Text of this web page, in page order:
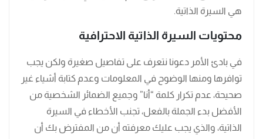
هي السيرة الذاتية.
محتويات السيرة الذاتية الاحترافية
في بادئ الأمر دعونا نتعرف على تفاصيل صغيرة ولكن يجب
توافرها ومنها الوضوح في المعلومات وعدم كتابة أشياء غير
صحيحة، عدم تكرار كلمة “أنا” وجميع الضمائر الشخصية من
الأفضل بدء الجملة بالفعل، تجنب الأخطاء في السيرة
الذاتية، والذي يجب عليك معرفته أن من المفترض بك أن